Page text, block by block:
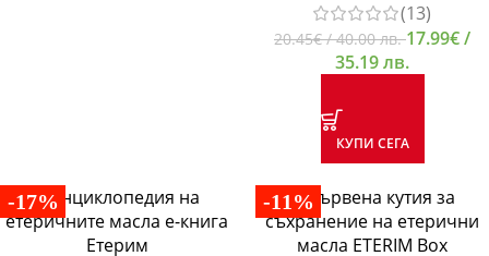
(13)
20.45€/ 40.00 лв.17.99€/
35.19 лв.
КУПИ СЕГА
-17% -11%